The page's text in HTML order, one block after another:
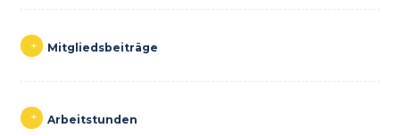
Mitgliedsbeiträge
Arbeitstunden